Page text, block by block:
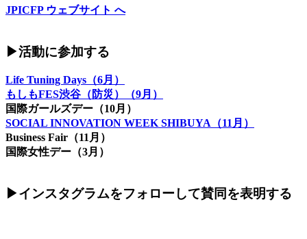
JPICFP ウェブサイト へ
▶︎活動に参加する
Life Tuning Days（6月）
もしもFES渋谷（防災）（9月）
国際ガールズデー（10月）
SOCIAL INNOVATION WEEK SHIBUYA（11月）
Business Fair（11月）
国際女性デー（3月）
▶︎インスタグラムをフォローして賛同を表明する